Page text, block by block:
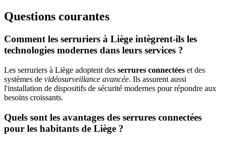
Questions courantes
Comment les serruriers à Liège intègrent-ils les
technologies modernes dans leurs services ?
Les serruriers à Liège adoptent des serrures connectées et des
systèmes de vidéosurveillance avancée. Ils assurent aussi
l'installation de dispositifs de sécurité modernes pour répondre aux
besoins croissants.
Quels sont les avantages des serrures connectées
pour les habitants de Liège ?